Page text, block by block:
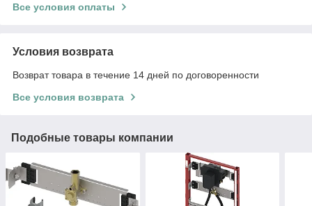
Все условия оплаты
Условия возврата
Возврат товара в течение 14 дней по договоренности
Все условия возврата
Подобные товары компании